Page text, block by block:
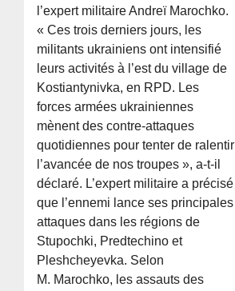
l’expert militaire Andreï Marochko.
« Ces trois derniers jours, les
militants ukrainiens ont intensifié
leurs activités à l’est du village de
Kostiantynivka, en RPD. Les
forces armées ukrainiennes
mènent des contre-attaques
quotidiennes pour tenter de ralentir
l’avancée de nos troupes », a-t-il
déclaré. L’expert militaire a précisé
que l’ennemi lance ses principales
attaques dans les régions de
Stupochki, Predtechino et
Pleshcheyevka. Selon
M. Marochko, les assauts des